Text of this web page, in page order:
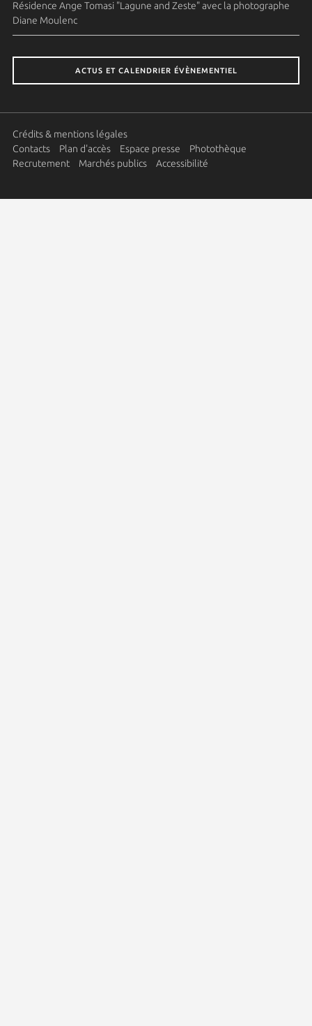
Résidence Ange Tomasi "Lagune and Zeste" avec la photographe
Diane Moulenc
ACTUS ET CALENDRIER ÉVÈNEMENTIEL
Crédits & mentions légales
Contacts
Plan d'accès Espace presse
Photothèque
Recrutement
Marchés publics Accessibilité